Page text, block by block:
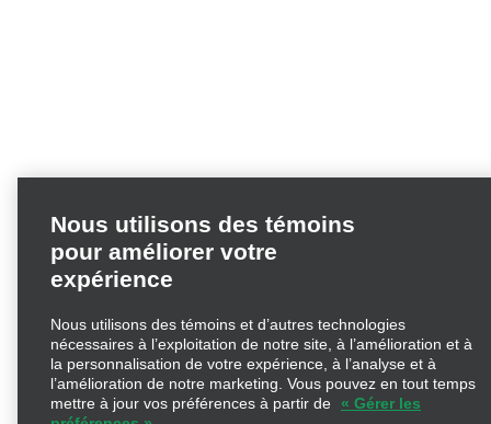
Nous utilisons des témoins
pour améliorer votre
expérience
nécessaires à l’exploitation de notre site, à l’amélioration et à
la personnalisation de votre expérience, à l’analyse et à
l’amélioration de notre marketing. Vous pouvez en tout temps
mettre à jour vos préférences à partir de « Gérer les
préférences ».